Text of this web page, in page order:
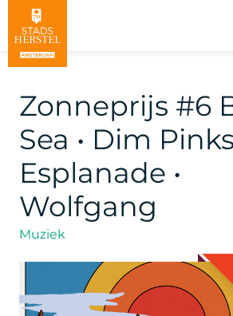
Zonneprijs #6
Sea • Dim Pinks
Esplanade •
Wolfgang
Muziek